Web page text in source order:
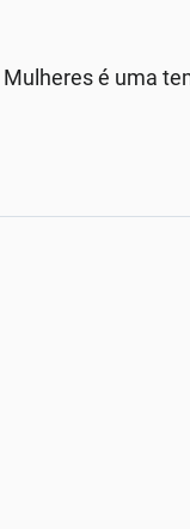
é uma